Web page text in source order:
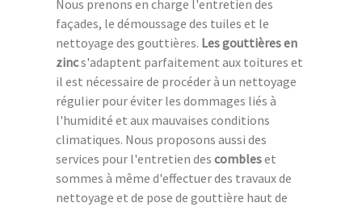
Nous prenons en charge l'entretien des
façades, le démoussage des tuiles et le
nettoyage des gouttières. Les gouttières en
zincs'adaptent parfaitement aux toitures et
il est nécessaire de procéder à un nettoyage
régulier pour éviter les dommages liés à
l'humidité et aux mauvaises conditions
climatiques. Nous proposons aussi des
services pour l'entretien des combleset
sommes à même d'effectuer des travaux de
nettoyage et de pose de gouttière haut de